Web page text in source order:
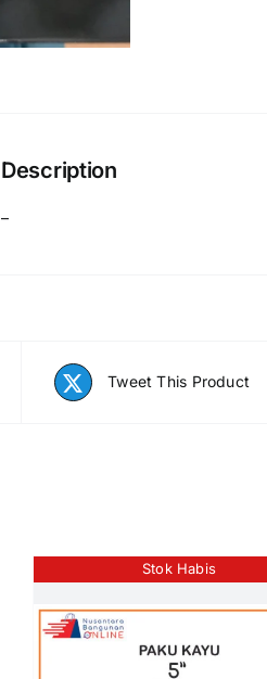
Description
–
Tweet This Product
Stok Habis